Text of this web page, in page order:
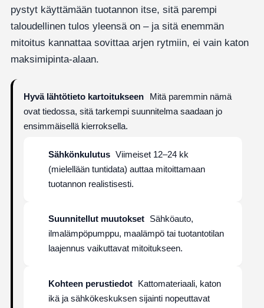
pystyt käyttämään tuotannon itse, sitä parempi
taloudellinen tulos yleensä on – ja sitä enemmän
mitoitus kannattaa sovittaa arjen rytmiin, ei vain katon
maksimipinta-alaan.
Hyvä lähtötieto kartoitukseen
Mitä paremmin nämä
ovat tiedossa, sitä tarkempi suunnitelma saadaan jo
ensimmäisellä kierroksella.
Sähkönkulutus Viimeiset 12–24 kk
(mielellään tuntidata) auttaa mitoittamaan
tuotannon realistisesti.
Suunnitellut muutokset Sähköauto,
ilmalämpöpumppu, maalämpö tai tuotantotilan
laajennus vaikuttavat mitoitukseen.
Kohteen perustiedot Kattomateriaali, katon
ikä ja sähkökeskuksen sijainti nopeuttavat